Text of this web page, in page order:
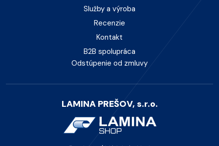
Služby a výroba
Recenzie
Kontakt
B2B spolupráca
Odstúpenie od zmluvy
LAMINA PREŠOV, s.r.o.